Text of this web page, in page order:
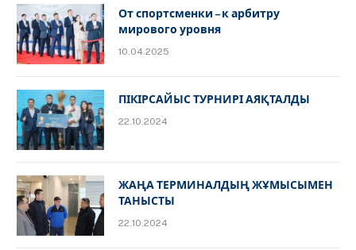
От спортсменки – к арбитру
мирового уровня
10.04.2025
ПІКІРСАЙЫС ТУРНИРІ АЯҚТАЛДЫ
22.10.2024
ЖАҢА ТЕРМИНАЛДЫҢ ЖҰМЫСЫМЕН
ТАНЫСТЫ
22.10.2024